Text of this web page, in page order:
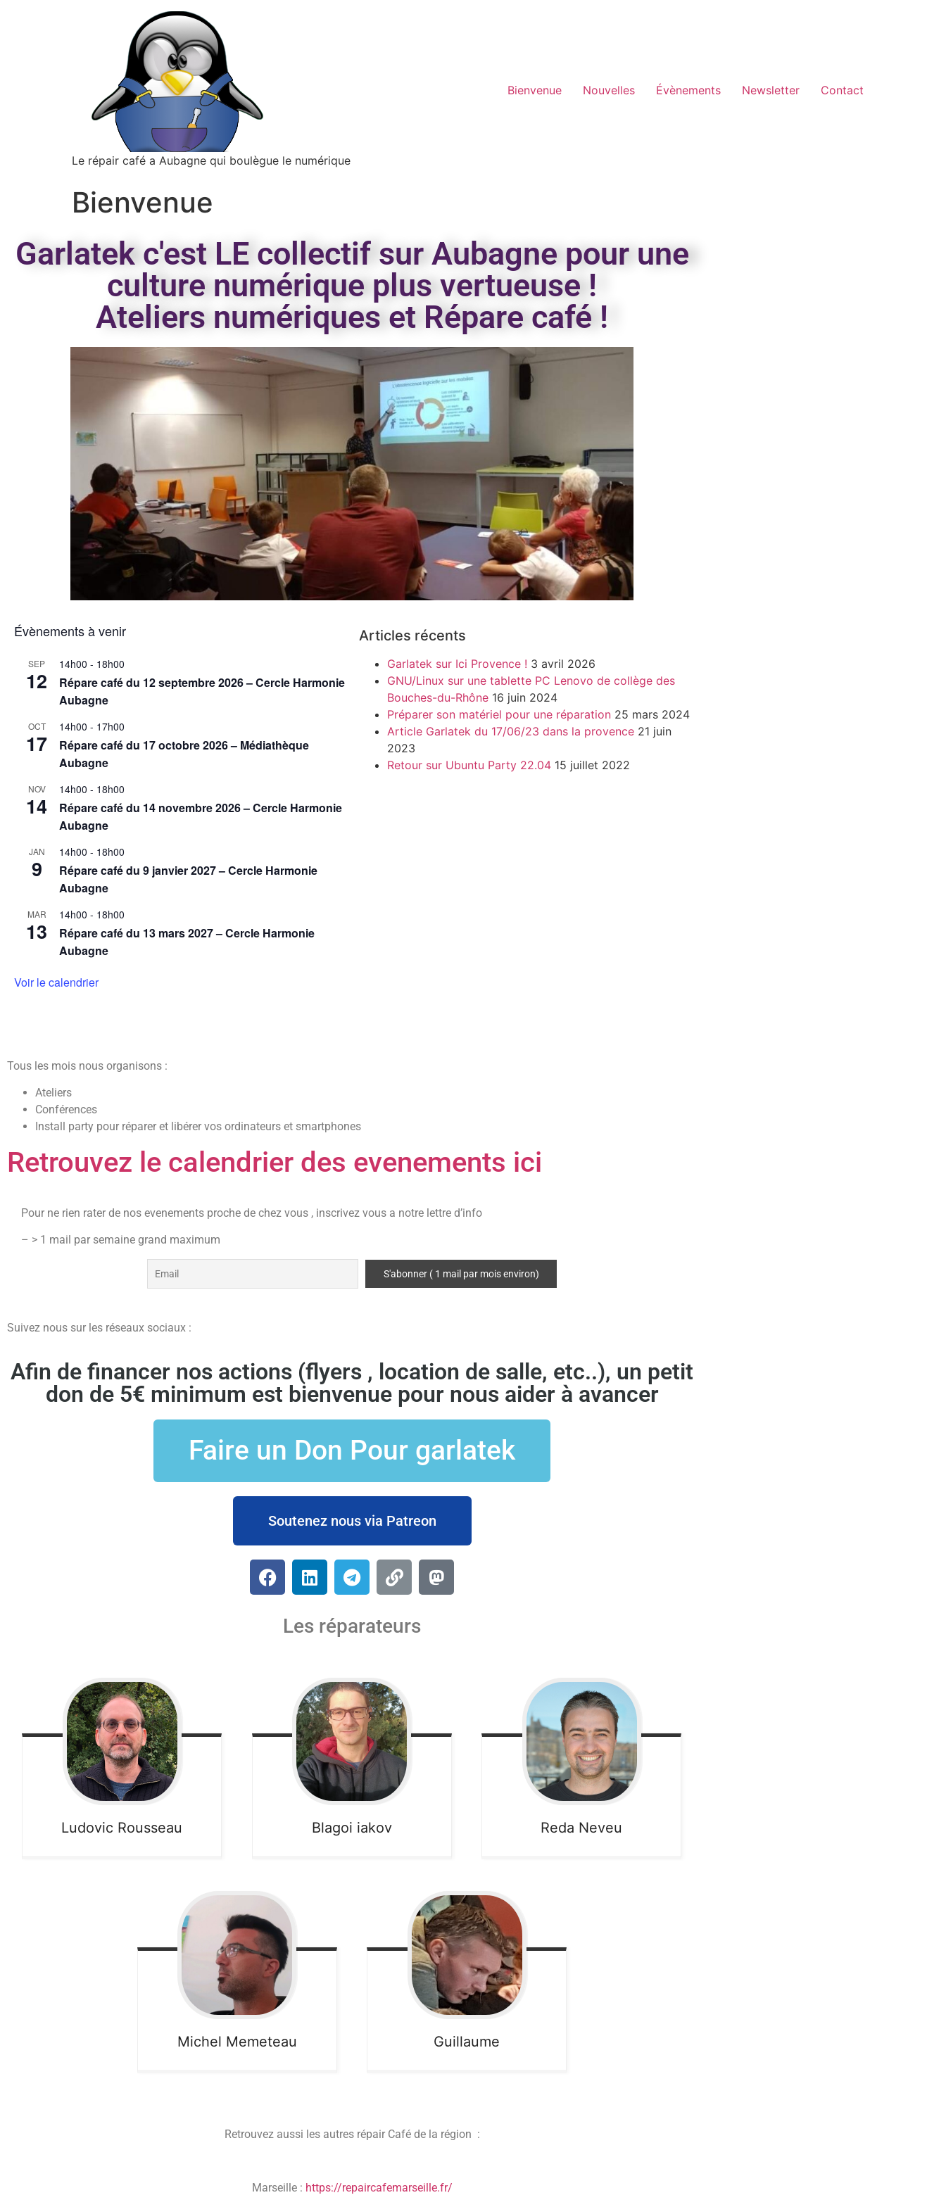
Le répair café a Aubagne qui boulègue le numérique
Bienvenue Nouvelles Évènements Newsletter Contact
Bienvenue
Garlatek c'est LE collectif sur Aubagne pour une
culture numérique plus vertueuse !
Ateliers numériques et Répare café !
Évènements à venir
SEP
12
14h00 - 18h00
Répare café du 12 septembre 2026 – Cercle Harmonie
Aubagne
OCT
17
14h00 - 17h00
Répare café du 17 octobre 2026 – Médiathèque
Aubagne
NOV
14
14h00 - 18h00
Répare café du 14 novembre 2026 – Cercle Harmonie
Aubagne
JAN
9
14h00 - 18h00
Répare café du 9 janvier 2027 – Cercle Harmonie
Aubagne
MAR
13
14h00 - 18h00
Répare café du 13 mars 2027 – Cercle Harmonie
Aubagne
Voir le calendrier
Articles récents
Garlatek sur Ici Provence ! 3 avril 2026
GNU/Linux sur une tablette PC Lenovo de collège des
Bouches-du-Rhône 16 juin 2024
Préparer son matériel pour une réparation 25 mars 2024
Article Garlatek du 17/06/23 dans la provence 21 juin
2023
Retour sur Ubuntu Party 22.04 15 juillet 2022
Tous les mois nous organisons :
Ateliers
Conférences
Install party pour réparer et libérer vos ordinateurs et smartphones
Retrouvez le calendrier des evenements ici
Pour ne rien rater de nos evenements proche de chez vous , inscrivez vous a notre lettre d’info
– > 1 mail par semaine grand maximum
Suivez nous sur les réseaux sociaux :
Afin de financer nos actions (flyers , location de salle, etc..), un petit
don de 5€ minimum est bienvenue pour nous aider à avancer
Faire un Don Pour garlatek
Soutenez nous via Patreon
Les réparateurs
Ludovic Rousseau Blagoi iakov Reda Neveu
Michel Memeteau Guillaume
Retrouvez aussi les autres répair Café de la région :
Marseille : https://repaircafemarseille.fr/